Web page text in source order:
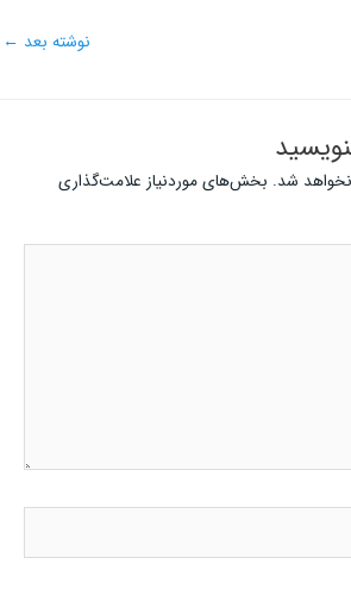
نوشته بعد ←
شد. بخش‌های موردنیاز علامت‌گذاری